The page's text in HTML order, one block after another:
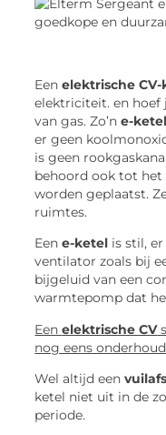
Eenelektrische CV-
elektriciteit. en hoef
van gas. Zo’ne-ketel
er geen
is geen
behoord ook tot het
worden geplaatst.
ruimtes.
Een e-ketel is stil,
ventilator zoals bij
bijgeluid van een
warmtepomp dat
Eenelektrische CV
nog eens
Wel altijd een
ketel niet uit in de
periode.